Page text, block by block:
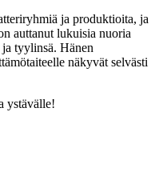
ja produktioita, ja
auttanut lukuisia nuoria
tyylinsä. Hänen
näkyvät selvästi
ystävälle!